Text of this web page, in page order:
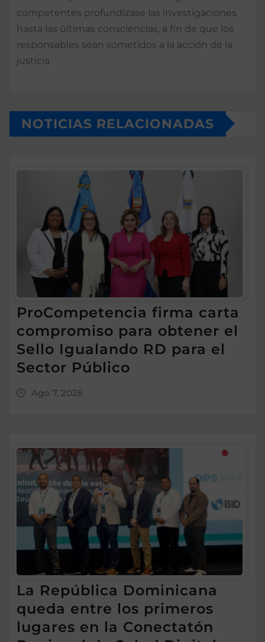
competentes profundizase las investigaciones
hasta las últimas consciencias, a fin de que los
responsables sean sometidos a la acción de la
justicia
NOTICIAS RELACIONADAS
ProCompetencia firma carta
compromiso para obtener el
Sello Igualando RD para el
Sector Público
Ago 7, 2026
La República Dominicana
queda entre los primeros
lugares en la Conectatón